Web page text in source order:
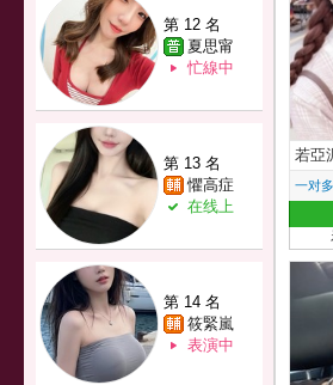
第 12 名
夏思甯
忙線中
第 13 名
懼高症
在线上
第 14 名
筱緊嵐
表演中
若亞
一对